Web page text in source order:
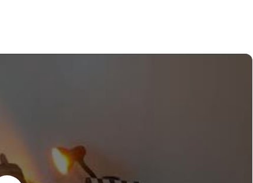
que já possui conhecimento básico, nosso curso irá te
de adoração e transformação, tocando o coração de